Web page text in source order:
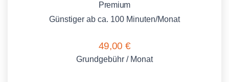
Premium
Günstiger ab ca. 100 Minuten/Monat
49,00 €
Grundgebühr / Monat